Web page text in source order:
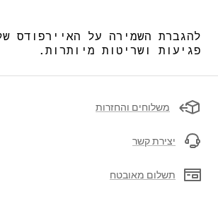
להגברת השמירה על האיירפודס
פגיעות ושריטות מיותרות.
משלוחים והחזרות
יצירת קשר
תשלום מאובטח